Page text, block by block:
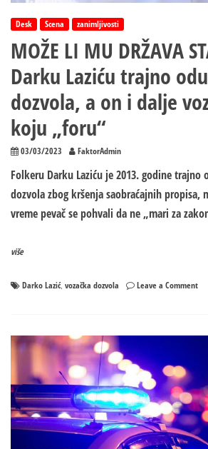
Desk Scena zanimljivosti
MOŽE LI MU DRŽAVA
Darku Laziću trajno
dozvola, a on i dalje
koju „foru“
03/03/2023 FaktorAdmin
Folkeru Darku Laziću je 2013. godine trajno
dozvola zbog kršenja saobraćajnih propisa,
vreme pevač se pohvali da ne „mari za
više
Darko Lazić, vozačka dozvola Leave a Commenton